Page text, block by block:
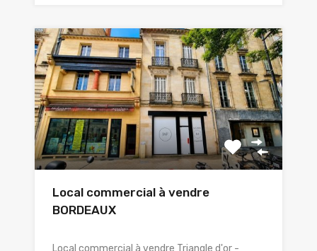
Local commercial à vendre
BORDEAUX
Local commercial à vendre Triangle d'or -